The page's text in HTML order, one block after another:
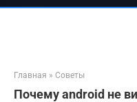
Главная » Советы
Почему android не